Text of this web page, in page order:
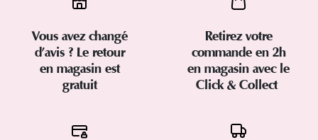
Vous avez changé
d’avis ? Le retour
en magasin est
gratuit
Retirez votre
commande en 2h
en magasin avec le
Click & Collect